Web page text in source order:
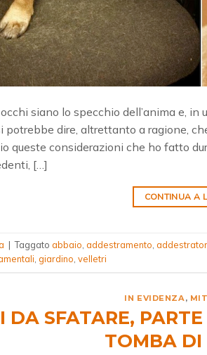
siano lo specchio dell’anima e,
potrebbe dire, altrettanto a ragione,
queste considerazioni che ho fatto
[…]
CONTINUA A
| Taggato abbaio addestramento
giardino velletri
IN EVIDENZA ,
DA SFATARE,
TOMBA DI